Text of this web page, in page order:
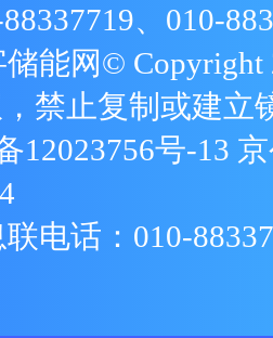
、010-
能网© Copyright
禁止复制或建立
12023756号-13
电话：010-